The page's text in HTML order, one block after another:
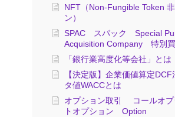
NFT（Non-Fungible Token
ン）
SPAC スパック Special
Acquisition Company 特別
「銀行業高度化等会社」とは
【決定版】企業価値算定
タ値WACCとは
オプション取引 コールオプ
トオプション Option